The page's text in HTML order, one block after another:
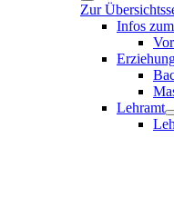
Zur
Infos
Lehramt